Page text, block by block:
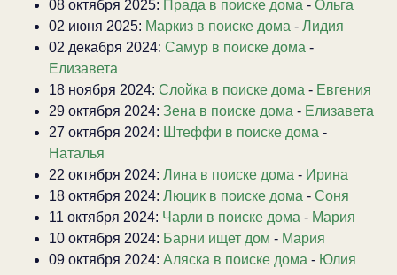
08 октября 2025: Прада в поиске дома - Ольга
02 июня 2025: Маркиз в поиске дома - Лидия
02 декабря 2024: Самур в поиске дома -
Елизавета
18 ноября 2024: Слойка в поиске дома - Евгения
29 октября 2024: Зена в поиске дома - Елизавета
27 октября 2024: Штеффи в поиске дома -
Наталья
22 октября 2024: Лина в поиске дома - Ирина
18 октября 2024: Люцик в поиске дома - Соня
11 октября 2024: Чарли в поиске дома - Мария
10 октября 2024: Барни ищет дом - Мария
09 октября 2024: Аляска в поиске дома - Юлия